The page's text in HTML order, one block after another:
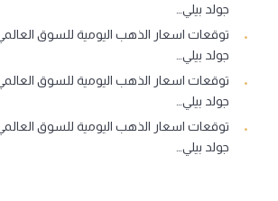
جولد بيلي…
توقعات اسعار الذهب اليومية للسوق
جولد بيلي…
توقعات اسعار الذهب اليومية للسوق
جولد بيلي…
توقعات اسعار الذهب اليومية للسوق
جولد بيلي…